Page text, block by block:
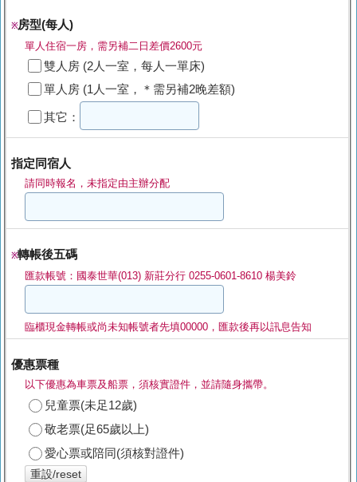
※房型(每人)
單人住宿一房，需另補二日差價2600元
雙人房 (2人一室，每人一單床)
單人房 (1人一室，＊需另補2晚差額)
其它：
指定同宿人
請同時報名，未指定由主辦分配
※轉帳後五碼
匯款帳號：國泰世華(013) 新莊分行 0255-0601-8610 楊美鈴
臨櫃現金轉帳或尚未知帳號者先填00000，匯款後再以訊息告知
優惠票種
以下優惠為車票及船票，須核實證件，並請隨身攜帶。
兒童票(未足12歲)
敬老票(足65歲以上)
愛心票或陪同(須核對證件)
重設/reset